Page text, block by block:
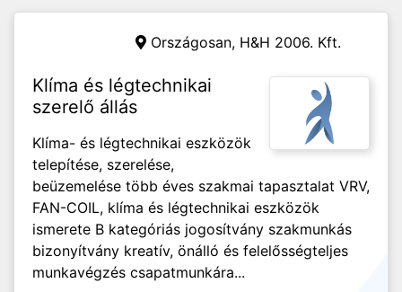
Országosan, H&H 2006. Kft.
Klíma és légtechnikai
szerelő állás
Klíma- és légtechnikai eszközök
telepítése, szerelése,
beüzemelése több éves szakmai tapasztalat VRV,
FAN-COIL, klíma és légtechnikai eszközök
ismerete B kategóriás jogosítvány szakmunkás
bizonyítvány kreatív, önálló és felelősségteljes
munkavégzés csapatmunkára...